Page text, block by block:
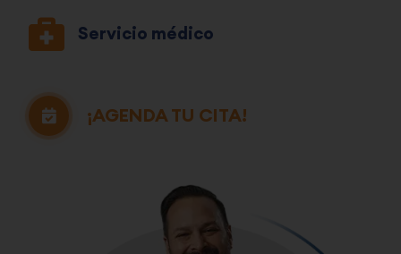
Servicio médico
¡AGENDA TU CITA!